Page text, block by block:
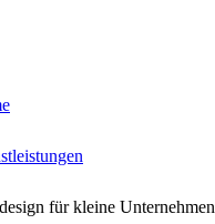
für kleine Unternehmen